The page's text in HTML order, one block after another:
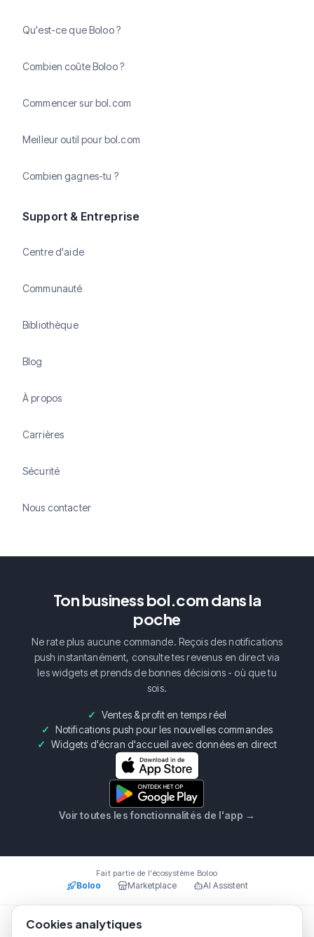
Qu'est-ce que Boloo ?
Combien coûte Boloo ?
Commencer sur bol.com
Meilleur outil pour bol.com
Combien gagnes-tu ?
Support & Entreprise
Centre d'aide
Communauté
Bibliothèque
Blog
À propos
Carrières
Sécurité
Nous contacter
Ton business bol.com dans la
poche
Ne rate plus aucune commande. Reçois des notifications
push instantanément, consulte tes revenus en direct via
les widgets et prends de bonnes décisions - où que tu
sois.
Ventes & profit en temps réel
Notifications push pour les nouvelles commandes
Widgets d'écran d'accueil avec données en direct
Voir toutes les fonctionnalités de l'app →
Fait partie de l'écosystème Boloo
Boloo Marketplace AI Assistent
Boloo B.V. · KvK75993228
Cookies analytiques